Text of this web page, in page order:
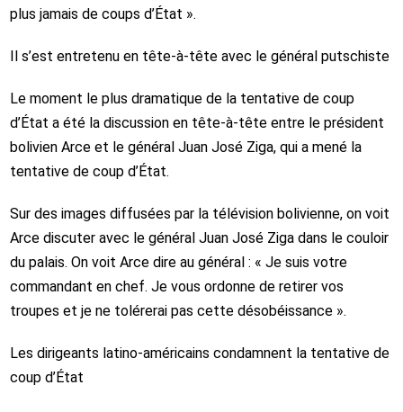
plus jamais de coups d’État ».
Il s’est entretenu en tête-à-tête avec le général putschiste
Le moment le plus dramatique de la tentative de coup
d’État a été la discussion en tête-à-tête entre le président
bolivien Arce et le général Juan José Ziga, qui a mené la
tentative de coup d’État.
Sur des images diffusées par la télévision bolivienne, on voit
Arce discuter avec le général Juan José Ziga dans le couloir
du palais. On voit Arce dire au général : « Je suis votre
commandant en chef. Je vous ordonne de retirer vos
troupes et je ne tolérerai pas cette désobéissance ».
Les dirigeants latino-américains condamnent la tentative de
coup d’État